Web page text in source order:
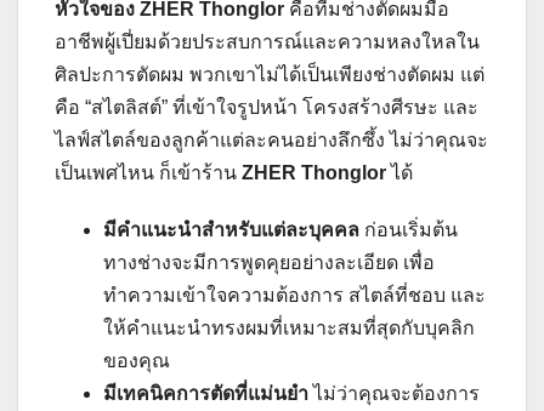
หัวใจของ ZHER Thonglor คือทีมช่างตัดผมมือ
อาชีพผู้เปี่ยมด้วยประสบการณ์และความหลงใหลใน
ศิลปะการตัดผม พวกเขาไม่ได้เป็นเพียงช่างตัดผม แต่
คือ “สไตลิสต์” ที่เข้าใจรูปหน้า โครงสร้างศีรษะ และ
ไลฟ์สไตล์ของลูกค้าแต่ละคนอย่างลึกซึ้ง ไม่ว่าคุณจะ
เป็นเพศไหน ก็เข้าร้าน ZHER Thonglorได้
มีคำแนะนำสำหรับแต่ละบุคคล ก่อนเริ่มต้น
ทางช่างจะมีการพูดคุยอย่างละเอียด เพื่อ
ทำความเข้าใจความต้องการ สไตล์ที่ชอบ และ
ให้คำแนะนำทรงผมที่เหมาะสมที่สุดกับบุคลิก
ของคุณ
มีเทคนิคการตัดที่แม่นยำไม่ว่าคุณจะต้องการ